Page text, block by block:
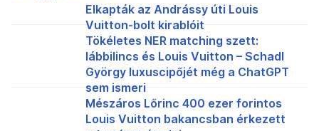
Elkapták az Andrássy úti Louis
Vuitton-bolt kirablóit
Tökéletes NER matching szett:
lábbilincs és Louis Vuitton – Schadl
György luxuscipőjét még a ChatGPT
sem ismeri
Mészáros Lőrinc 400 ezer forintos
Louis Vuitton bakancsban érkezett